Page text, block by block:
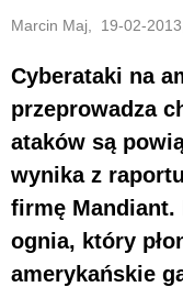
Marcin Maj, 19-02-
Cyberataki na
przeprowadza
ataków są
wynika z
firmę
ognia, który
amerykańskie